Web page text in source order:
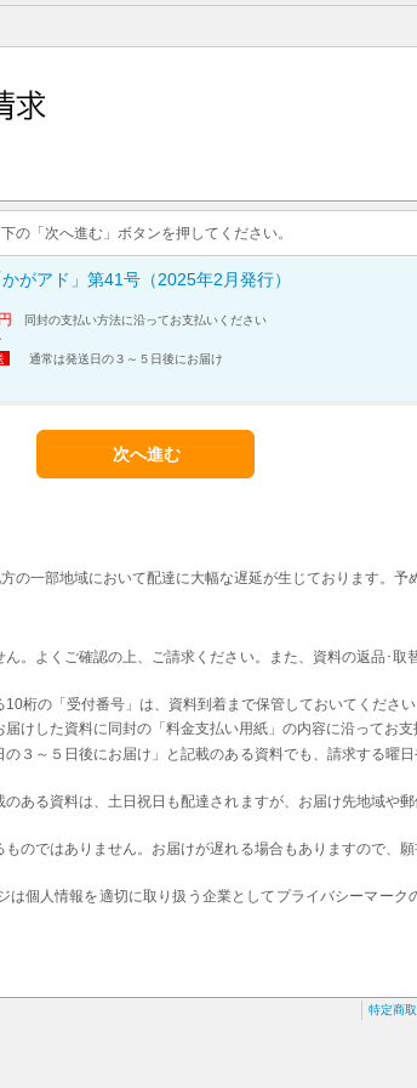
の「次へ進む」ボタンを押してください。
がアド」第41号（2025年2月発行）
同封の支払い方法に沿ってお支払いください
通常は発送日の３～５日後にお届け
の一部地域において配達に大幅な遅延が生じております。予
。よくご確認の上、ご請求ください。また、資料の返品･取
桁の「受付番号」は、資料到着まで保管しておいてくださ
けした資料に同封の「料金支払い用紙」の内容に沿ってお
３～５日後にお届け」と記載のある資料でも、請求する曜
ある資料は、土日祝日も配達されますが、お届け先地域や
のではありません。お届けが遅れる場合もありますので、
は個人情報を適切に取り扱う企業としてプライバシーマーク
特定商